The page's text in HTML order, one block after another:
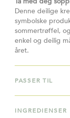
Denne deilige
symbolske
sommertrøffel,
enkel og deilig
året.
PASSER TIL
INGREDIENSER